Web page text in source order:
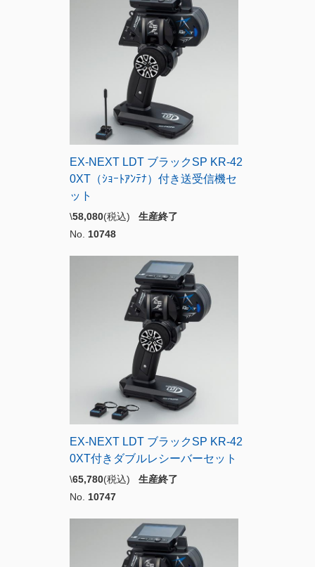
EX-NEXT LDT ブラックSP KR-42
0XT（ｼｮｰﾄｱﾝﾃﾅ）付き送受信機セ
ット
\58,080(税込) 生産終了
No. 10748
EX-NEXT LDT ブラックSP KR-42
0XT付きダブルレシーバーセット
\65,780(税込) 生産終了
No. 10747